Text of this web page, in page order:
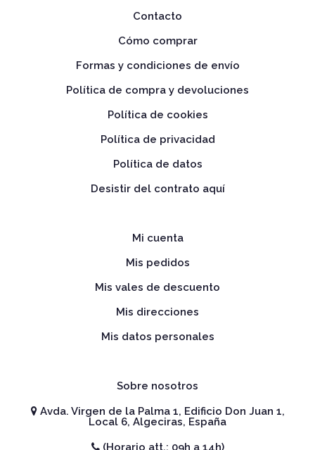
Contacto
Cómo comprar
Formas y condiciones de envío
Política de compra y devoluciones
Política de cookies
Política de privacidad
Política de datos
Desistir del contrato aquí
Mi cuenta
Mis pedidos
Mis vales de descuento
Mis direcciones
Mis datos personales
Sobre nosotros
Avda. Virgen de la Palma 1, Edificio Don Juan 1,
Local 6, Algeciras, España